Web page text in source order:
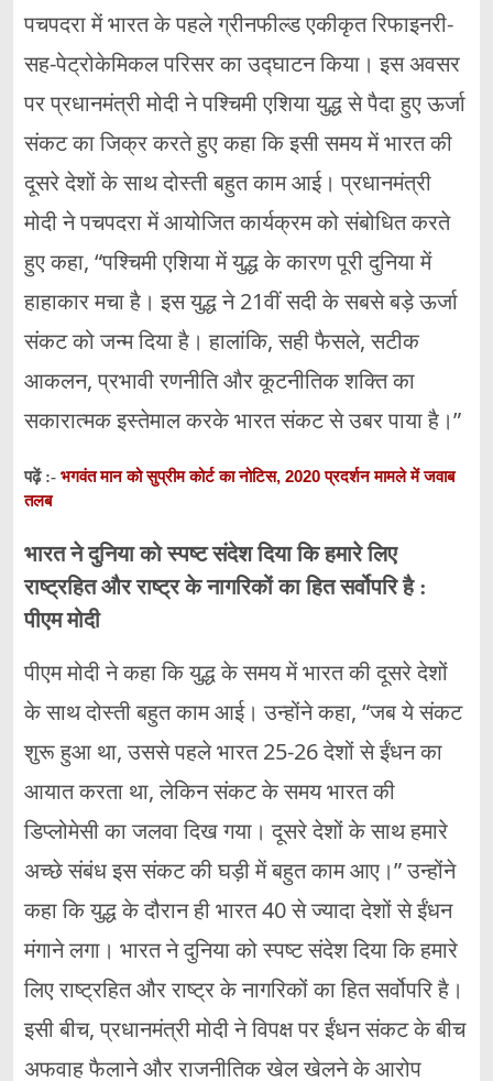
पचपदरा में भारत के पहले ग्रीनफील्ड एकीकृत रिफाइनरी-
सह-पेट्रोकेमिकल परिसर का उद्घाटन किया। इस अवसर
पर प्रधानमंत्री मोदी ने पश्चिमी एशिया युद्ध से पैदा हुए ऊर्जा
संकट का जिक्र करते हुए कहा कि इसी समय में भारत की
दूसरे देशों के साथ दोस्ती बहुत काम आई। प्रधानमंत्री
मोदी ने पचपदरा में आयोजित कार्यक्रम को संबोधित करते
हुए कहा, “पश्चिमी एशिया में युद्ध के कारण पूरी दुनिया में
हाहाकार मचा है। इस युद्ध ने 21वीं सदी के सबसे बड़े ऊर्जा
संकट को जन्म दिया है। हालांकि, सही फैसले, सटीक
आकलन, प्रभावी रणनीति और कूटनीतिक शक्ति का
सकारात्मक इस्तेमाल करके भारत संकट से उबर पाया है।”
पढ़ें :- भगवंत मान को सुप्रीम कोर्ट का नोटिस, 2020 प्रदर्शन मामले में जवाब
तलब
भारत ने दुनिया को स्पष्ट संदेश दिया कि हमारे लिए
राष्ट्रहित और राष्ट्र के नागरिकों का हित सर्वोपरि है :
पीएम मोदी
पीएम मोदी ने कहा कि युद्ध के समय में भारत की दूसरे देशों
के साथ दोस्ती बहुत काम आई। उन्होंने कहा, “जब ये संकट
शुरू हुआ था, उससे पहले भारत 25-26 देशों से ईंधन का
आयात करता था, लेकिन संकट के समय भारत की
डिप्लोमेसी का जलवा दिख गया। दूसरे देशों के साथ हमारे
अच्छे संबंध इस संकट की घड़ी में बहुत काम आए।” उन्होंने
कहा कि युद्ध के दौरान ही भारत 40 से ज्यादा देशों से ईंधन
मंगाने लगा। भारत ने दुनिया को स्पष्ट संदेश दिया कि हमारे
लिए राष्ट्रहित और राष्ट्र के नागरिकों का हित सर्वोपरि है।
इसी बीच, प्रधानमंत्री मोदी ने विपक्ष पर ईंधन संकट के बीच
अफवाह फैलाने और राजनीतिक खेल खेलने के आरोप